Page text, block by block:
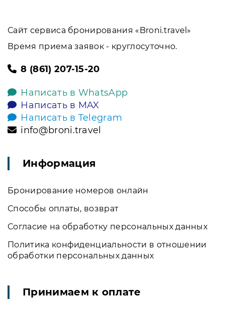
Сайт сервиса бронирования «Broni.travel»
Время приема заявок - круглосуточно.
8 (861) 207-15-20
Написать в WhatsApp
Написать в MAX
Написать в Telegram
info@broni.travel
Информация
Бронирование номеров онлайн
Способы оплаты, возврат
Согласие на обработку персональных данных
Политика конфиденциальности в отношении
обработки персональных данных
Принимаем к оплате